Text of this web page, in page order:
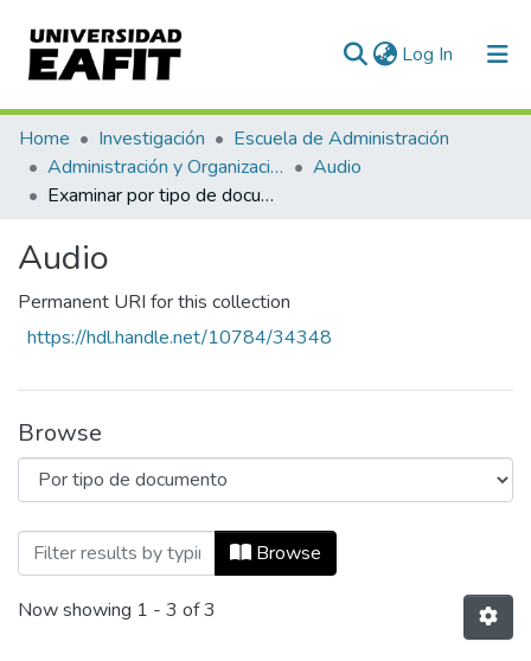
Log In (current)
Communities & Collections
All of DSpace
Home Investigación
Escuela de Administración
Administración y Organizaciones
Audio
Examinar por tipo de documento
Audio
Permanent URI for this collection
https://hdl.handle.net/10784/34348
Browse
Browsing Audio by Tipo de documento
Browse
Now showing 1 - 3 of 3